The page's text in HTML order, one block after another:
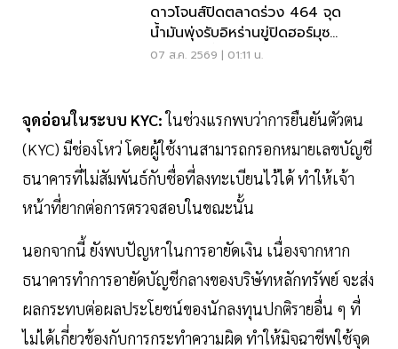
ดาวโจนส์ปิดตลาดร่วง 464 จุด
น้ำมันพุ่งรับอิหร่านขู่ปิดฮอร์มุซ
จับตาเฟดขึ้นดอกเบี้ย
07 ส.ค. 2569 | 01:11 น.
จุดอ่อนในระบบ KYC:ในช่วงแรกพบว่าการยืนยันตัวตน
(KYC) มีช่องโหว่ โดยผู้ใช้งานสามารถกรอกหมายเลขบัญชี
ธนาคารที่ไม่สัมพันธ์กับชื่อที่ลงทะเบียนไว้ได้ ทำให้เจ้า
หน้าที่ยากต่อการตรวจสอบในขณะนั้น
นอกจากนี้ ยังพบปัญหาในการอายัดเงิน เนื่องจากหาก
ธนาคารทำการอายัดบัญชีกลางของบริษัทหลักทรัพย์ จะส่ง
ผลกระทบต่อผลประโยชน์ของนักลงทุนปกติรายอื่น ๆ ที่
ไม่ได้เกี่ยวข้องกับการกระทำความผิด ทำให้มิจฉาชีพใช้จุด